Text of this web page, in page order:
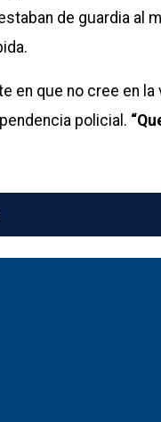
de guardia al
en que no cree en
policial.